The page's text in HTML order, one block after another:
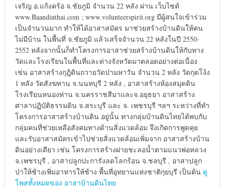
เจริญ อ.แก้งคร้อ จ.ชัยภูมิ จำนวน 22 หลัง ผ่าน เว็บไซต์
www.Baandinthai.com ; www.volunteerspirit.org มีผู้สนใจเข้าร่วม
เป็นจำนวนมาก ทำให้ได้อาสาสมัคร มาช่วยสร้างบ้านดินให้คน
ไม่มีบ้าน ในพื้นที่ จ.ชัยภูมิ แล้วเสร็จจำนวน 22 หลังในปี 2550-
2552 หลังจากนั้นก็ทำโครงการอาสาช่วยสร้างบ้านดินให้กับทาง
วัดและโรงเรียนในพื้นที่และต่างจังหวัดมาตลอดอย่างต่อเนื่อง
เช่น อาสาสร้างกุฎิดินถวายวัดป่ามหาวัน จำนวน 2 หลัง วัดกุดโง้ง
1 หลัง วัดสังฆทาน จ.นนทบุรี 2 หลัง , อาสาสร้างห้องสมุดดิน
โรงเรียนหนองห่าน จ.นครราชสีมาและจ.อยุธยา อาสาสร้าง
ศาลาปฏิบัติธรรมดิน จ.สระบุรี และ จ. เพชรบุรี ฯลฯ ระหว่างที่ทำ
โครงการอาสาสร้างบ้านดิน อยู่นั้น ทางกลุ่มบ้านดินไทยได้พบกับ
กลุ่มคนที่ช่วยเหลือสังคมทางด้านสิ่งแวดล้อม จึงเกิดการพูดคุย
และรับอาสาสมัครเข้าไปช่วยสิ่งแวดล้อมเพิ่มจาก อาสาสร้างบ้าน
ดินอย่างเดียว เช่น โครงการสร้างฝายชะลอน้ำตามแนวพ่อหลวง
จ.เพชรบุรี , อาสาปลูกปะการังลดโลกร้อน จ.ชลบุรี , อาสาปลูก
ป่าให้ช้างเพิ่มอาหารให้ช้าง พื้นที่อุทยานแห่งชาติกุยบุรี เป็นต้น ดู
โพสทั้งหมดของ อาสาบ้านดินไทย